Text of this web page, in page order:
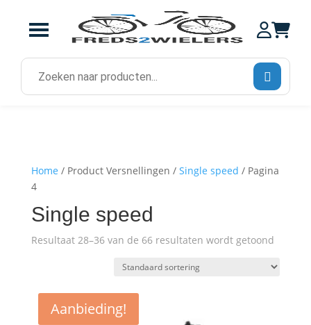
Zoek
naar:
Home / Product Versnellingen / Single speed / Pagina
4
Single speed
Resultaat 28–36 van de 66 resultaten wordt getoond
Aanbieding!